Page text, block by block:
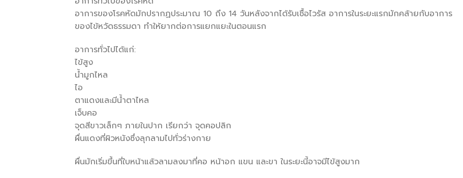
อาการของโรคหัดมักปรากฏประมาณ 10 ถึง 14 วันหลังจากได้รับเชื้อไวรัส อาการในระยะแรกมักคล้ายกับอาการ
ของไข้หวัดธรรมดา ทำให้ยากต่อการแยกแยะในตอนแรก
อาการทั่วไปได้แก่:
ไข้สูง
น้ำมูกไหล
ไอ
ตาแดงและมีน้ำตาไหล
เจ็บคอ
จุดสีขาวเล็กๆ ภายในปาก เรียกว่า จุดคอปลิก
ผื่นแดงที่ผิวหนังซึ่งลุกลามไปทั่วร่างกาย
ผื่นมักเริ่มขึ้นที่ใบหน้าแล้วลามลงมาที่คอ หน้าอก แขน และขา ในระยะนี้อาจมีไข้สูงมาก